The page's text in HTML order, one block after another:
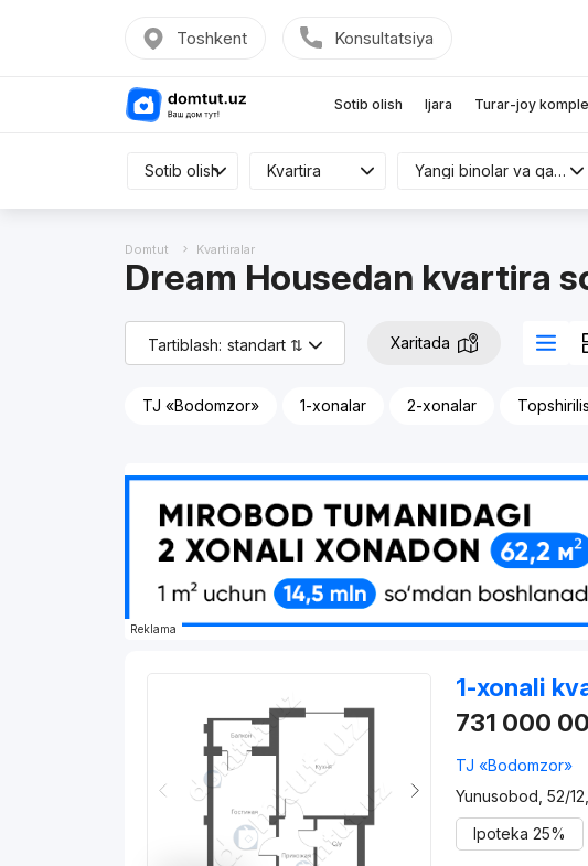
Toshkent Konsultatsiya
Sotib olish Ijara Turar-joy
Sotib olish
Sotib olish Kvartira
Kvartira Hamma Yangi binolar va qayta sotish
Domtut Kvartiralar
Dream Housedan kvartira
Tartiblash: standart ⇅ Xaritada
TJ «Bodomzor» 1-xonalar 2-xonalar
Reklama
1-xonali
731 000
TJ «Bodomzor»
Yunusobod, 52/
Ipoteka25%